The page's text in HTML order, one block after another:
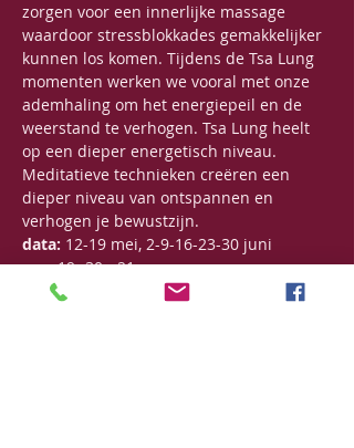
zorgen voor een innerlijke massage
waardoor stressblokkades gemakkelijker
kunnen los komen. Tijdens de Tsa Lung
momenten werken we vooral met onze
ademhaling om het energiepeil en de
weerstand te verhogen. Tsa Lung heelt
op een dieper energetisch niveau.
Meditatieve technieken creëren een
dieper niveau van ontspannen en
verhogen je bewustzijn.
data: 12-19 mei, 2-9-16-23-30 juni
uur: 19u30 - 21u
Bijdrage:
125€ voor een reeks van 7